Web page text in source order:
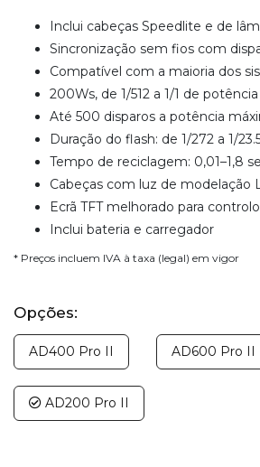
Inclui cabeças Speedlite e de
Sincronização sem fios com
Compatível com a maioria dos
200Ws, de 1/512 a 1/1 de
Até 500 disparos a potência
Duração do flash: de 1/272 a 1/
Tempo de reciclagem: 0,01–1,8
Cabeças com luz de modelação
Ecrã TFT melhorado para
Inclui bateria e carregador
* Preços incluem IVA à taxa (legal) em vigor
Opções:
AD400 Pro II AD600 Pro II
AD200 Pro II